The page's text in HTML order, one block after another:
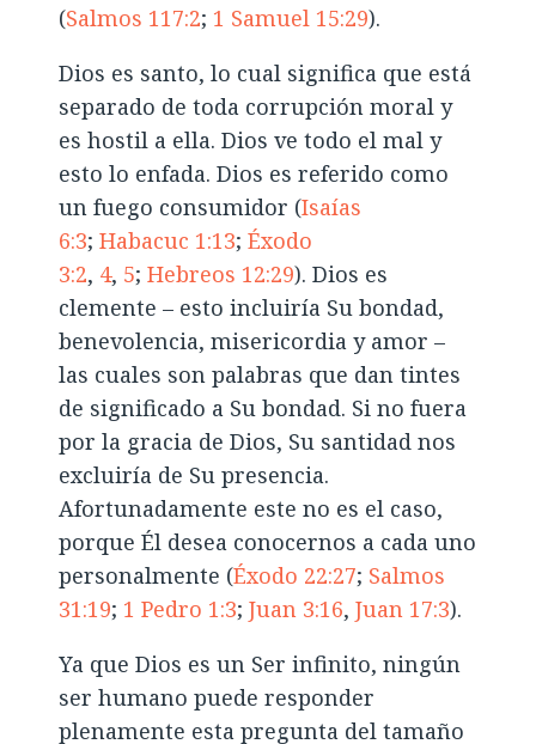
(Salmos 117:2; 1 Samuel 15:29).
Dios es santo, lo cual significa que está
separado de toda corrupción moral y
es hostil a ella. Dios ve todo el mal y
esto lo enfada. Dios es referido como
un fuego consumidor (Isaías
6:3;Habacuc 1:13;Éxodo
3:2, 4, 5;Hebreos 12:29). Dios es
clemente – esto incluiría Su bondad,
benevolencia, misericordia y amor –
las cuales son palabras que dan tintes
de significado a Su bondad. Si no fuera
por la gracia de Dios, Su santidad nos
excluiría de Su presencia.
Afortunadamente este no es el caso,
porque Él desea conocernos a cada uno
personalmente (Éxodo 22:27; Salmos
31:19; 1 Pedro 1:3;Juan 3:16,Juan 17:3).
Ya que Dios es un Ser infinito, ningún
ser humano puede responder
plenamente esta pregunta del tamaño